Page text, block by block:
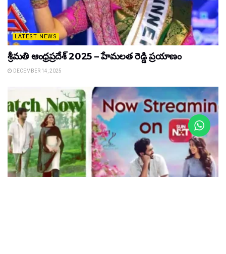
LATEST NEWS
శ్రీమతి ఆంధ్రప్రదేశ్ 2025 – హేమలత రెడ్డి ప్రయాణం
DECEMBER 14, 2025